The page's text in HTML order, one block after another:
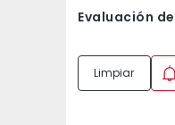
Evaluación
Limpiar